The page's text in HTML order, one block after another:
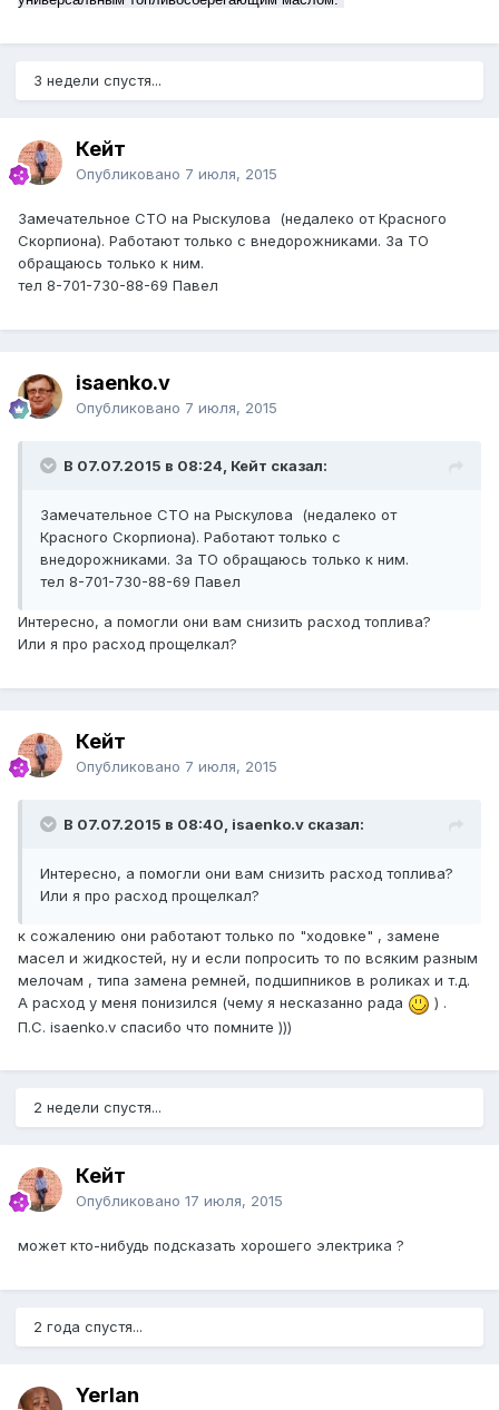
3 недели спустя...
Кейт
Опубликовано 7 июля, 2015
Замечательное СТО на Рыскулова (недалеко от Красного
Скорпиона). Работают только с внедорожниками. За ТО
обращаюсь только к ним.
тел 8-701-730-88-69 Павел
isaenko.v
Опубликовано 7 июля, 2015
В 07.07.2015 в 08:24, Кейт сказал:
Замечательное СТО на Рыскулова (недалеко от
Красного Скорпиона). Работают только с
внедорожниками. За ТО обращаюсь только к ним.
тел 8-701-730-88-69 Павел
Интересно, а помогли они вам снизить расход топлива?
Или я про расход прощелкал?
Кейт
Опубликовано 7 июля, 2015
В 07.07.2015 в 08:40, isaenko.v сказал:
Интересно, а помогли они вам снизить расход топлива?
Или я про расход прощелкал?
к сожалению они работают только по "ходовке" , замене
масел и жидкостей, ну и если попросить то по всяким разным
мелочам , типа замена ремней, подшипников в роликах и т.д.
А расход у меня понизился (чему я несказанно рада
) .
П.С. isaenko.v спасибо что помните )))
2 недели спустя...
Кейт
Опубликовано 17 июля, 2015
может кто-нибудь подсказать хорошего электрика ?
2 года спустя...
Yerlan